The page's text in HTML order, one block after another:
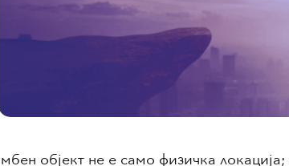
објект не е само физичка